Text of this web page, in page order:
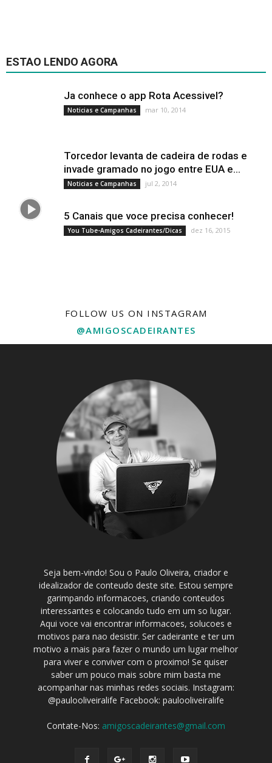
ESTAO LENDO AGORA
Ja conhece o app Rota Acessivel?
Noticias e Campanhas mar 10, 2014
Torcedor levanta de cadeira de rodas e
invade gramado no jogo entre EUA e...
Noticias e Campanhas jul 2, 2014
5 Canais que voce precisa conhecer!
You Tube-Amigos Cadeirantes/Dicas dez 16, 2015
FOLLOW US ON INSTAGRAM
@AMIGOSCADEIRANTES
Seja bem-vindo! Sou o Paulo Oliveira, criador e
idealizador de conteudo deste site. Estou sempre
garimpando informacoes, criando conteudos
interessantes e colocando tudo em um so lugar.
Aqui voce vai encontrar informacoes, solucoes e
motivos para nao desistir. Ser cadeirante e ter um
motivo a mais para fazer o mundo um lugar melhor
para viver e conviver com o proximo! Se quiser
saber um pouco mais sobre mim basta me
acompanhar nas minhas redes sociais. Instagram:
@paulooliveiralife Facebook: paulooliveiralife
Contate-Nos: amigoscadeirantes@gmail.com